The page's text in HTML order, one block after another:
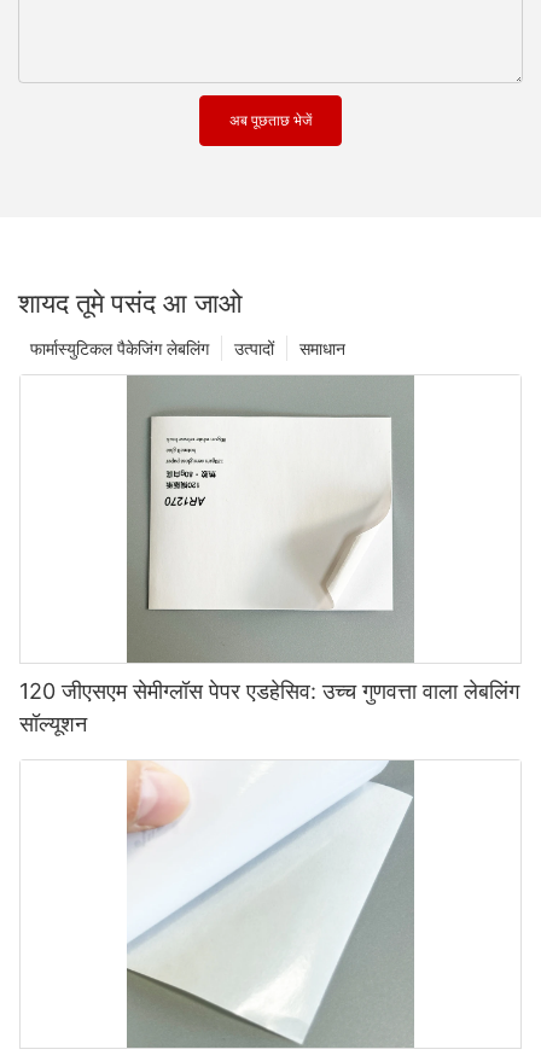
अब पूछताछ भेजें
शायद तूमे पसंद आ जाओ
समाधान
उत्पादों
फार्मास्युटिकल पैकेजिंग लेबलिंग
120 जीएसएम सेमीग्लॉस पेपर एडहेसिव: उच्च गुणवत्ता वाला लेबलिंग
सॉल्यूशन